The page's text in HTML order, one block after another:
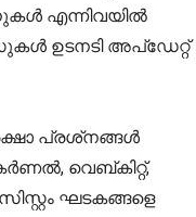
എന്നിവയില്‍
ഉടനടി അപ്‌ഡേറ്റ്
പ്രശ്‌നങ്ങള്‍
വെബ്‌കിറ്റ്,
ഘടകങ്ങളെ